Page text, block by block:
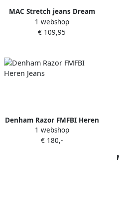
MAC Stretch jeans Dream
met stretch voor een
perfecte pasvorm
1 webshop
€ 109,95
Denham Razor FMFBI Heren
Jeans
1 webshop
€ 180,-